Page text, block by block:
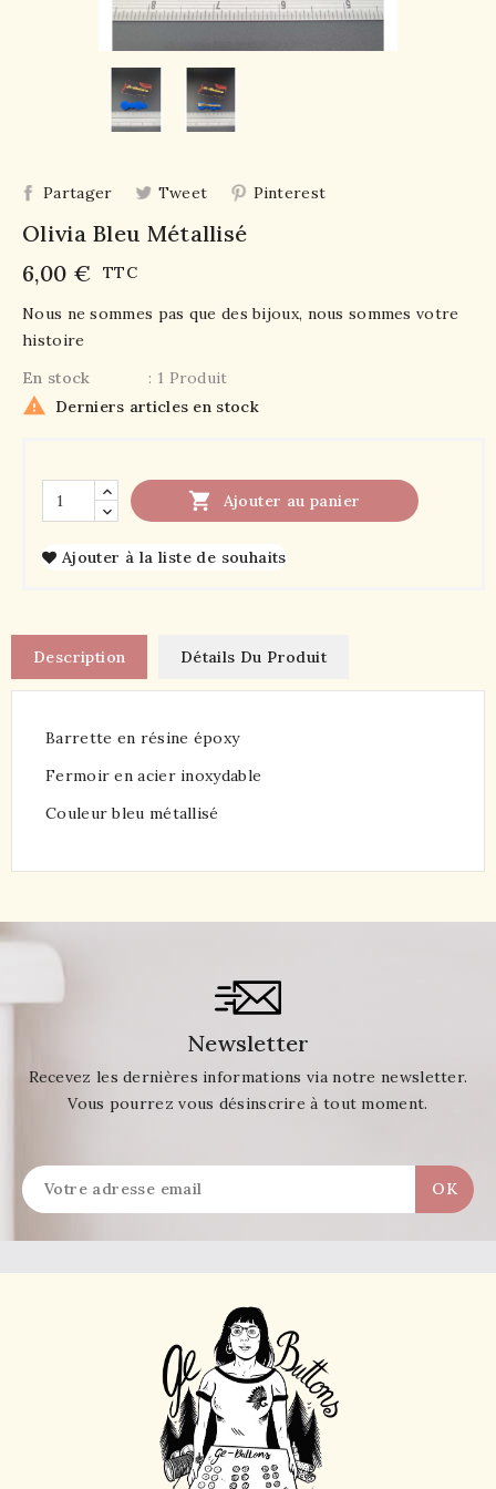
Partager Tweet Pinterest
Olivia Bleu Métallisé
6,00 €
TTC
Nous ne sommes pas que des bijoux, nous sommes votre
histoire
En stock
: 1 Produit
 Derniers articles en stock
 Ajouter au panier
Ajouter à la liste de souhaits
Description Détails Du Produit
Barrette en résine époxy
Fermoir en acier inoxydable
Couleur bleu métallisé
Newsletter
Recevez les dernières informations via notre newsletter.
Vous pourrez vous désinscrire à tout moment.